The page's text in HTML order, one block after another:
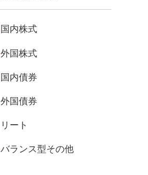
国内株式
外国株式
国内債券
外国債券
リート
バランス型その他